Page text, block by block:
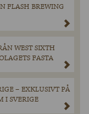
FLASH BREWING
WEST SIXTH
FASTA
– EXKLUSIVT PÅ
I SVERIGE